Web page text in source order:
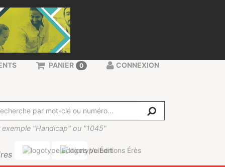
exemple "Handicap" ou "1045"
PANIER 0 CONNEXION